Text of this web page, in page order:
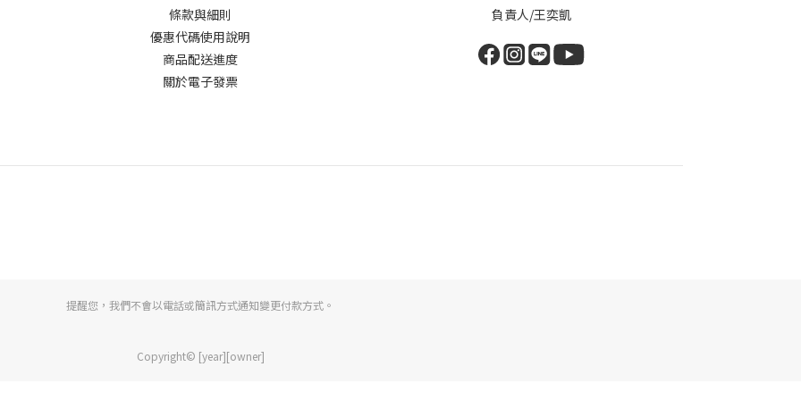
條款與細則
優惠代碼使用說明
商品配送進度
關於電子發票
負責人/王奕凱
提醒您，我們不會以電話或簡訊方式通知變更付款方式。
Copyright© [year][owner]